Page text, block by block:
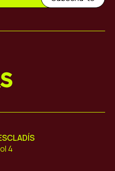
4